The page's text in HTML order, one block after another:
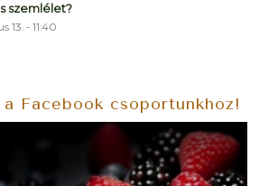
szemlélet?
13. - 11:40
Facebook csoportunkhoz!